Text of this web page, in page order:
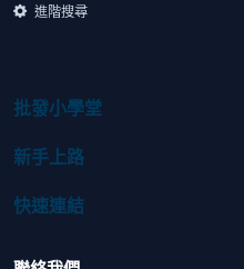
進階搜尋
批發小學堂
新手上路
快速連結